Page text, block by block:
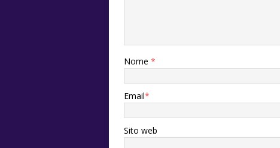
Nome *
Email*
Sito web